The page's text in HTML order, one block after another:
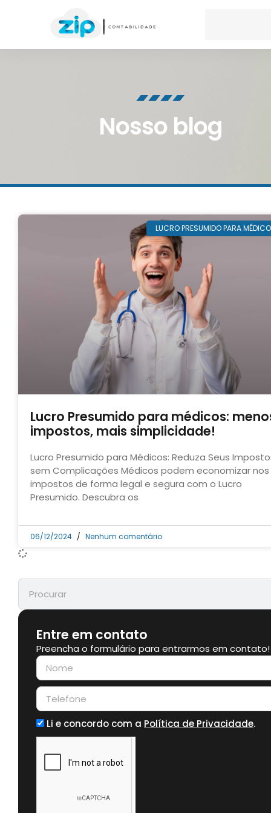
Nosso blog
LUCRO PRESUMIDO PARA
Lucro Presumido para médicos:
impostos, mais simplicidade!
Lucro Presumido para Médicos: Reduza Seus
sem Complicações Médicos podem economizar nos
impostos de forma legal e segura com o Lucro
Presumido. Descubra os
06/12/2024 Nenhum comentário
Entre em contato
Preencha o formulário para entrarmos em contato!
Li e concordo com a Política de Privacidade.